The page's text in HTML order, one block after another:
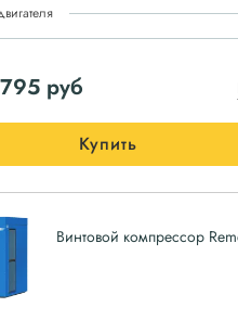
руб
Купить
Винтовой компрессор